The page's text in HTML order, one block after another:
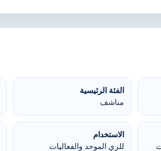
الفئة الرئيسية
مناشف
الاستخدام
للزي الموحد والفعاليات